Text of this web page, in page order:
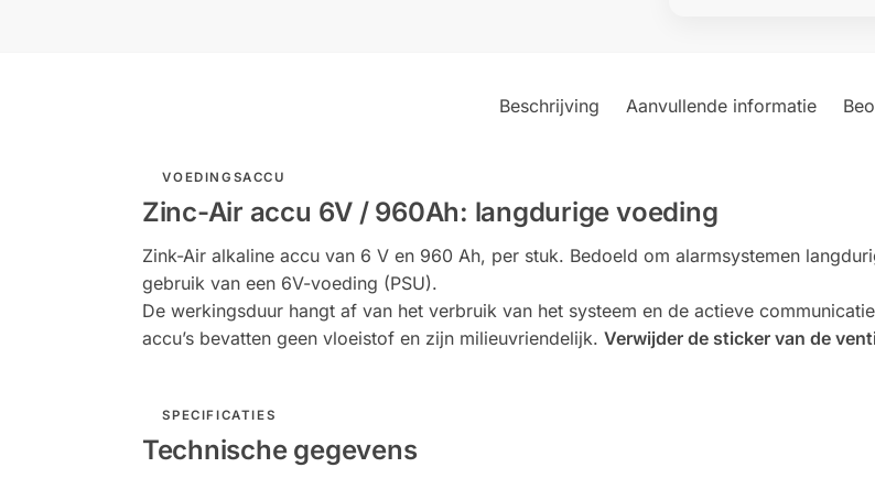
Beschrijving Aanvullende informatie
VOEDINGSACCU
Zinc-Air accu 6V / 960Ah: langdurige voeding
Zink-Air alkaline accu van 6 V en 960 Ah, per stuk. Bedoeld om alarmsystemen
gebruik van een 6V-voeding (PSU).
De werkingsduur hangt af van het verbruik van het systeem en de actieve
accu’s bevatten geen vloeistof en zijn milieuvriendelijk. Verwijder de sticker van de
SPECIFICATIES
Technische gegevens